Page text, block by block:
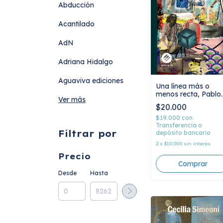
Abducción
Acantilado
AdN
Adriana Hidalgo
Aguaviva ediciones
Ver más
Filtrar por
Precio
Desde Hasta
Una línea más o
menos recta, Pablo
Casacuberta
$20.000
$19.000 con
Transferencia o
depósito bancario
2 x $10.000 sin interés